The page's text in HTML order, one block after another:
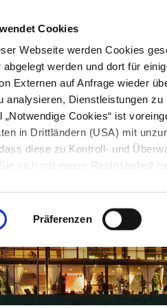
Cookies
Webseite werden Cookies
werden und dort für
Externen auf Anfrage wieder
analysieren, Dienstleistungen
„Notwendige Cookies“ ist
in Drittländern (USA) mit
diese zu Kontroll- und
sich mit einem Rechtsbehelf
entnehmen. Die von Ihnen
für die Zukunft angepasst oder
Präferenzen
STARTSEITE